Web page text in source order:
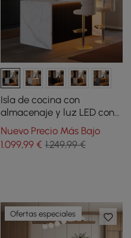
Isla de cocina con
almacenaje y luz LED con
borde cascada blanco
mate y negro 182 cm
Nuevo Precio Más Bajo
1.099,99€ 1.249,99 €
Ofertas especiales